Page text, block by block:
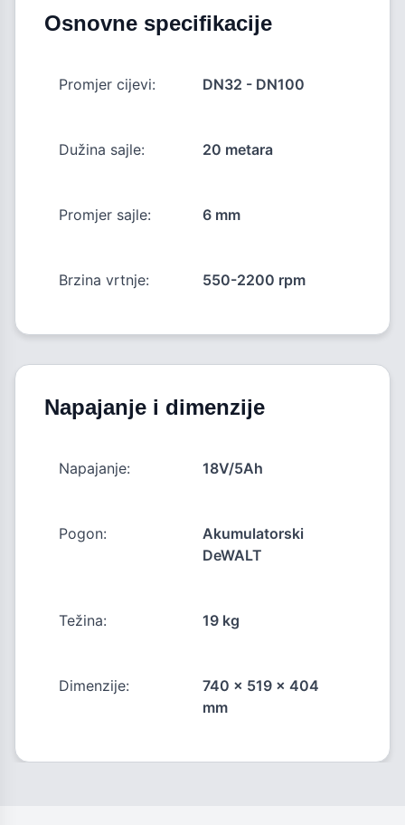
Osnovne specifikacije
Promjer cijevi: DN32 - DN100
Dužina sajle: 20 metara
Promjer sajle: 6 mm
Brzina vrtnje: 550-2200 rpm
Napajanje i dimenzije
Napajanje: 18V/5Ah
Pogon:
Akumulatorski
DeWALT
Težina: 19 kg
Dimenzije:
740 x 519 x 404
mm